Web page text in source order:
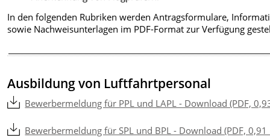
In den folgenden Rubriken werden Antragsformulare,
sowie Nachweisunterlagen im PDF-Format zur Verfügung
Ausbildung von Luftfahrtpersonal
Bewerbermeldung für PPL und LAPL - Download (PDF,
Bewerbermeldung für SPL und BPL - Download (PDF, 0,91